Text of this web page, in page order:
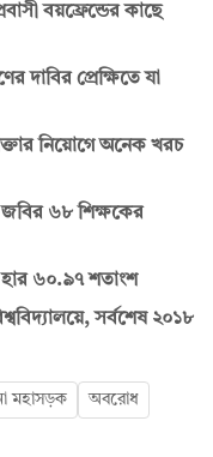
বয়ফ্রেন্ডের কাছে
দাবির প্রেক্ষিতে যা
নিয়োগে অনেক খরচ
জবির ৬৮ শিক্ষকের
হার ৬০.৯৭ শতাংশ
সর্বশেষ ২০১৮
মহাসড়ক অবরোধ